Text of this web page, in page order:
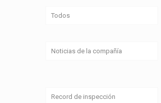
Todos
Noticias de la compañía
Record de inspección